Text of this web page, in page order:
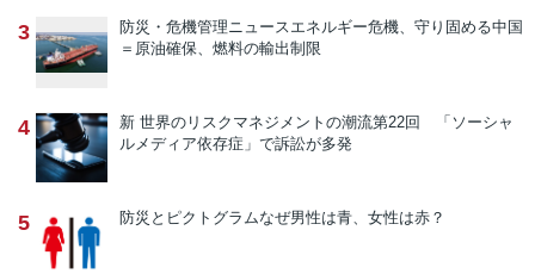
3 防災・危機管理ニュースエネルギー危機、守り固める中国
＝原油確保、燃料の輸出制限
4 新 世界のリスクマネジメントの潮流第22回 「ソーシャ
ルメディア依存症」で訴訟が多発
5 防災とピクトグラムなぜ男性は青、女性は赤？